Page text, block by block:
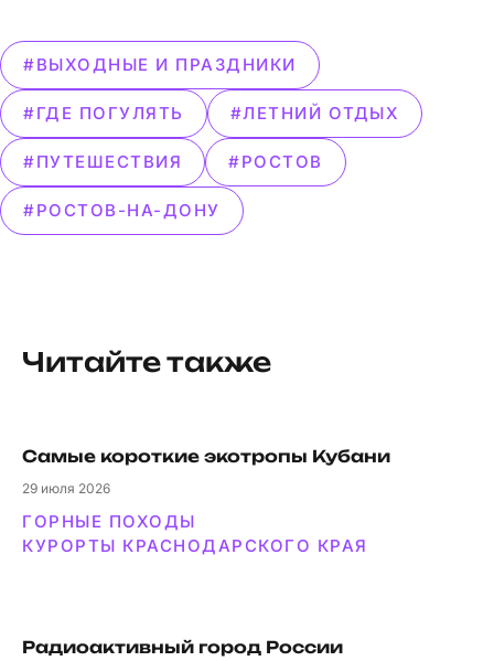
#ВЫХОДНЫЕ И ПРАЗДНИКИ
#ГДЕ ПОГУЛЯТЬ #ЛЕТНИЙ ОТДЫХ
#ПУТЕШЕСТВИЯ #РОСТОВ
#РОСТОВ-НА-ДОНУ
Читайте также
Самые короткие экотропы Кубани
29 июля 2026
ГОРНЫЕ ПОХОДЫ
КУРОРТЫ КРАСНОДАРСКОГО КРАЯ
Радиоактивный город России